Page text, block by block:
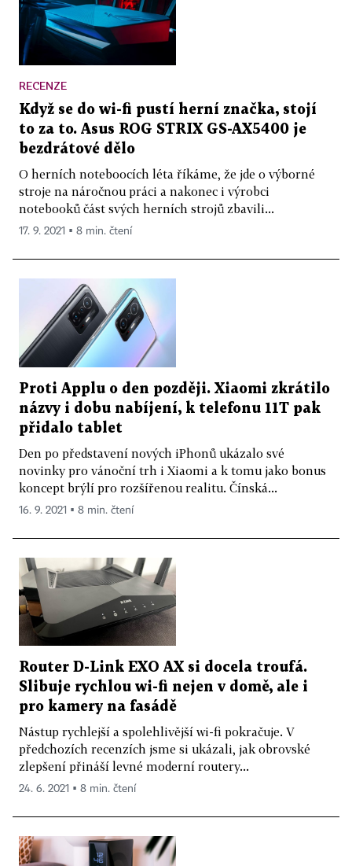
RECENZE
Když se do wi-fi pustí herní značka, stojí
to za to. Asus ROG STRIX GS-AX5400 je
bezdrátové dělo
O herních noteboocích léta říkáme, že jde o výborné
stroje na náročnou práci a nakonec i výrobci
notebooků část svých herních strojů zbavili...
17. 9. 2021 ▪ 8 min. čtení
Proti Applu o den později. Xiaomi zkrátilo
názvy i dobu nabíjení, k telefonu 11T pak
přidalo tablet
Den po představení nových iPhonů ukázalo své
novinky pro vánoční trh i Xiaomi a k tomu jako bonus
koncept brýlí pro rozšířenou realitu. Čínská...
16. 9. 2021 ▪ 8 min. čtení
Router D-Link EXO AX si docela troufá.
Slibuje rychlou wi-fi nejen v domě, ale i
pro kamery na fasádě
Nástup rychlejší a spolehlivější wi-fi pokračuje. V
předchozích recenzích jsme si ukázali, jak obrovské
zlepšení přináší levné moderní routery...
24. 6. 2021 ▪ 8 min. čtení